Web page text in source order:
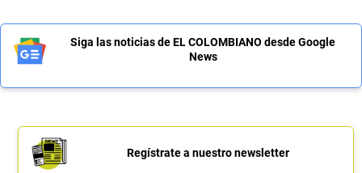
Siga las noticias de EL COLOMBIANO desde Google
News
Regístrate a nuestro newsletter